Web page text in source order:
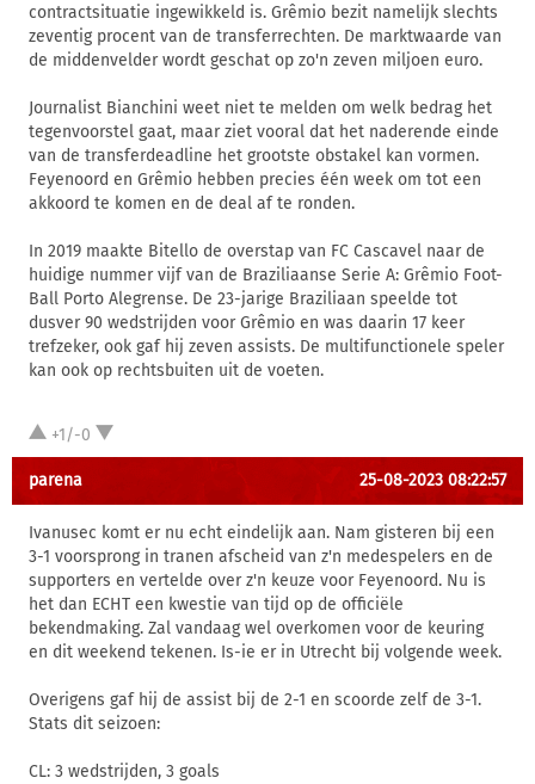
contractsituatie ingewikkeld is. Grêmio bezit namelijk slechts
zeventig procent van de transferrechten. De marktwaarde van
de middenvelder wordt geschat op zo'n zeven miljoen euro.
Journalist Bianchini weet niet te melden om welk bedrag het
tegenvoorstel gaat, maar ziet vooral dat het naderende einde
van de transferdeadline het grootste obstakel kan vormen.
Feyenoord en Grêmio hebben precies één week om tot een
akkoord te komen en de deal af te ronden.
In 2019 maakte Bitello de overstap van FC Cascavel naar de
huidige nummer vijf van de Braziliaanse Serie A: Grêmio Foot-
Ball Porto Alegrense. De 23-jarige Braziliaan speelde tot
dusver 90 wedstrijden voor Grêmio en was daarin 17 keer
trefzeker, ook gaf hij zeven assists. De multifunctionele speler
kan ook op rechtsbuiten uit de voeten.
+1/-0
parena 25-08-2023 08:22:57
Ivanusec komt er nu echt eindelijk aan. Nam gisteren bij een
3-1 voorsprong in tranen afscheid van z'n medespelers en de
supporters en vertelde over z'n keuze voor Feyenoord. Nu is
het dan ECHT een kwestie van tijd op de officiële
bekendmaking. Zal vandaag wel overkomen voor de keuring
en dit weekend tekenen. Is-ie er in Utrecht bij volgende week.
Overigens gaf hij de assist bij de 2-1 en scoorde zelf de 3-1.
Stats dit seizoen:
CL: 3 wedstrijden, 3 goals